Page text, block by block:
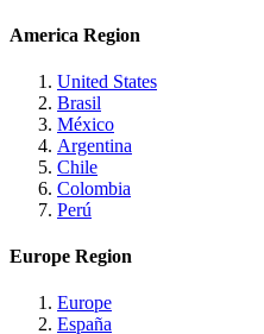
America Region
United States
Brasil
México
Argentina
Chile
Colombia
Perú
Europe Region
Europe
España